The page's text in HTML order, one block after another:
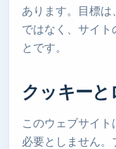
あります。目標は
ではなく、サイト
とです。
クッキー
このウェブサイ
必要としません